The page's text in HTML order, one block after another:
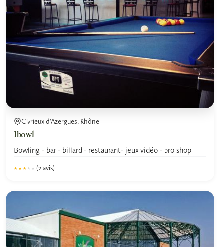
Civrieux d'Azergues, Rhône
Ibowl
Bowling - bar - billard - restaurant- jeux vidéo - pro shop
★★★★★
★★★★★ (2 avis)